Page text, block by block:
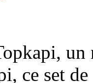
ce set